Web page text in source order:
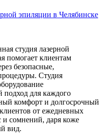
студия лазерной
помогает клиентам
безопасные,
Студия
подход для каждого
комфорт и долгосрочный
от ежедневных
и сомнений, даря коже
вид.